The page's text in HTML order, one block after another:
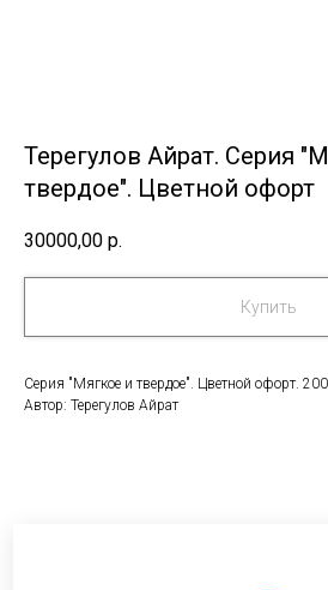
Терегулов Айрат. Серия
твердое". Цветной офорт
30000,00 р.
Купить
Серия "Мягкое и твердое". Цветной офорт.
Автор: Терегулов Айрат